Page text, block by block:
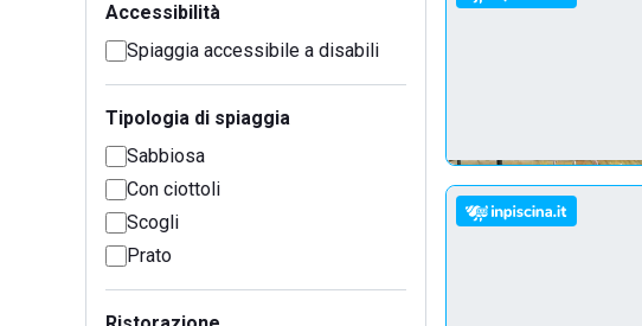
Accessibilità
Spiaggia accessibile a disabili
Tipologia di spiaggia
Sabbiosa
Con ciottoli
Scogli
Prato